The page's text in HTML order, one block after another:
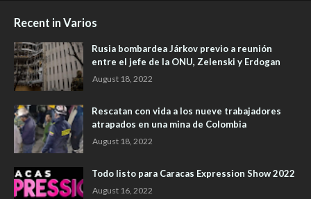
Recent in Varios
Rusia bombardea Járkov previo a reunión
entre el jefe de la ONU, Zelenski y Erdogan
August 18, 2022
Rescatan con vida a los nueve trabajadores
atrapados en una mina de Colombia
August 18, 2022
Todo listo para Caracas Expression Show 2022
August 16, 2022